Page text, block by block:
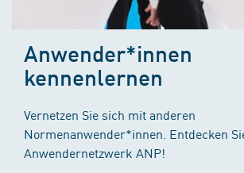
Anwender*innen
kennenlernen
Vernetzen Sie sich mit anderen
Normenanwender*innen. Entdecken
Anwendernetzwerk ANP!